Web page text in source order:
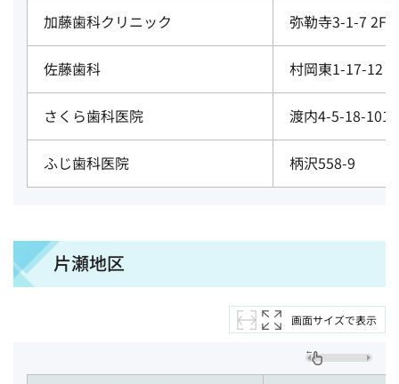
加藤歯科クリニック 弥勒寺3-1-7 2F
佐藤歯科 村岡東1-17-12
さくら歯科医院 渡内4-5-18-101
ふじ歯科医院 柄沢558-9
片瀬地区
画面サイズで表示